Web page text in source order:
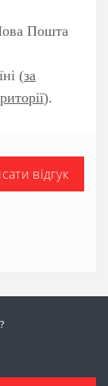
Пошта
(за
).
відгук